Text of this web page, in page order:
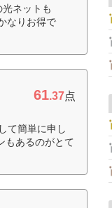
ネットも
なりお得で
61.37点
て簡単に申し
もあるのがとて